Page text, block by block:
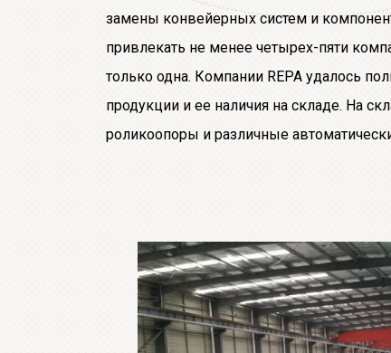
замены конвейерных систем и
привлекать не менее четырех-пяти
только одна. Компании REPA удалось
продукции и ее наличия на складе. На
роликоопоры и различные